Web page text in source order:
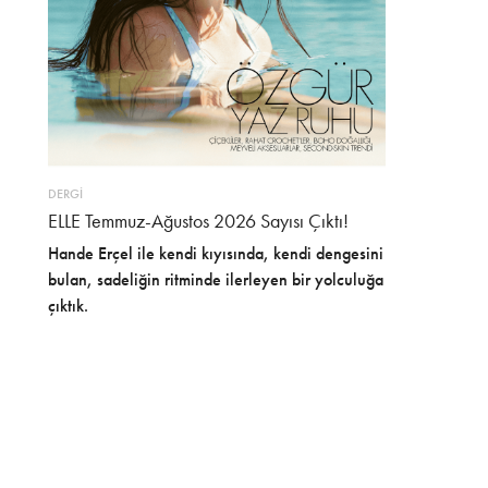
DERGİ
ELLE Temmuz-Ağustos 2026 Sayısı Çıktı!
Hande Erçel ile kendi kıyısında, kendi dengesini
bulan, sadeliğin ritminde ilerleyen bir yolculuğa
çıktık.